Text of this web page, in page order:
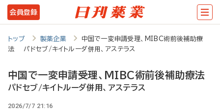
メ
イ
会員登録
トップ 製薬企業
中国で一変申請受理、MIBC術前後補助療
法 パドセブ/キイトルーダ併用、アステラス
中国で一変申請受理、MIBC術前後補助療法
パドセブ/キイトルーダ併用、アステラス
2026/7/7 21:16